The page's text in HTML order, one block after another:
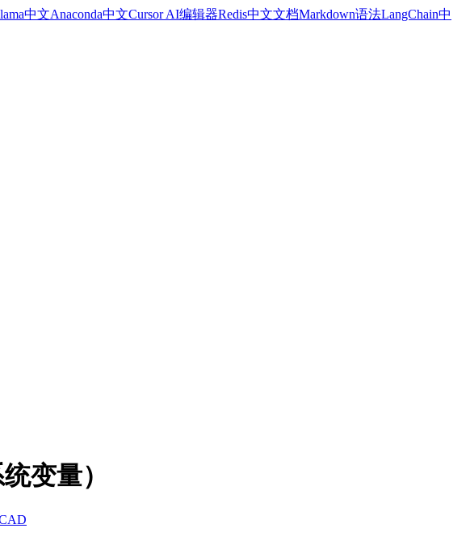
中文Anaconda中文Cursor AI编辑器Redis中文文档Markdown语法LangChain中
变量）